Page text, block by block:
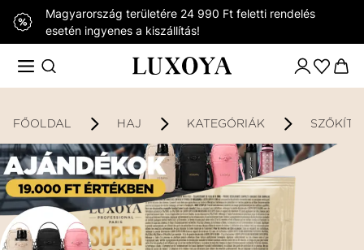
Magyarország területére 24 990 Ft feletti rendelés
esetén ingyenes a kiszállítás!
FŐOLDAL HAJ KATEGÓRIÁK